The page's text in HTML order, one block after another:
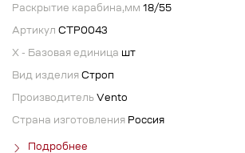
Раскрытие карабина,мм 18/55
Артикул СТР0043
X - Базовая единица шт
Вид изделия Строп
Производитель Vento
Страна изготовления Россия
Подробнее